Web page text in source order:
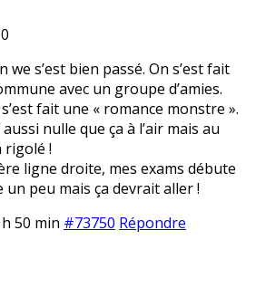
we s’est bien passé. On s’est fait
avec un groupe d’amies.
fait une « romance monstre ».
nulle que ça à l’air mais au
rigolé !
ligne droite, mes exams débute
un peu mais ça devrait aller !
50 min #73750 Répondre